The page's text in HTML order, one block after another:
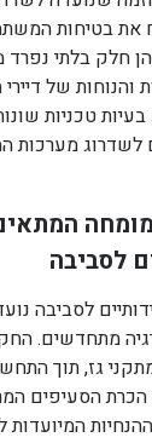
את בטיחות
חלק בלתי נפרד
של דיירי
טכניות
לשדרוג מערכות
לסביבה
לסביבה
מתחדשים.
גז, תוך
הסעיפים
המיועדות